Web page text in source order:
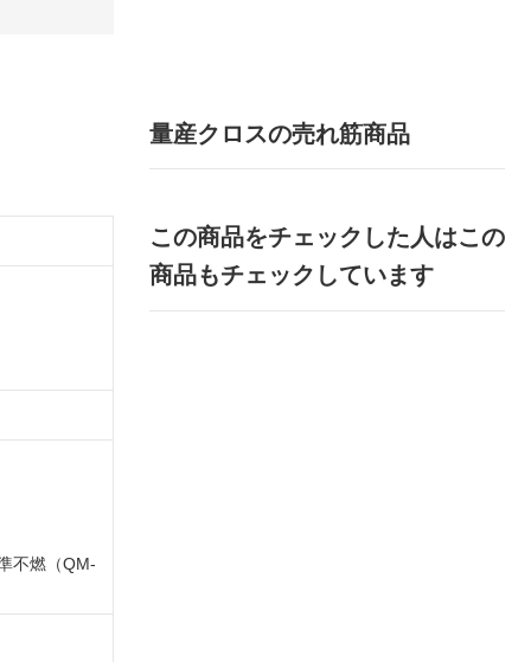
不燃（QM-
量産クロスの売れ筋商品
この商品をチェックした人はこの
商品もチェックしています